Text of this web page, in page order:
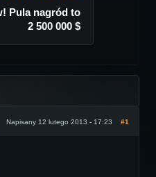
Pula nagród to
2 500 000 $
Napisany 12 lutego 2013 - 17:23 #1